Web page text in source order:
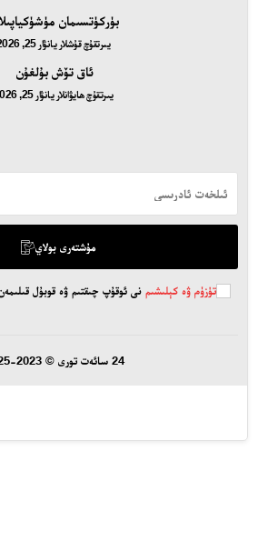
بۈركۈتسىمان مۈشۈكياپىلاق
يىرتقۇچ قۇشلاريانۋار 25, 2026
ئاق تۆش بۇلغۇن
يىرتقۇچ ھايۋانلاريانۋار 25, 2026
مۇشتەرى بولاي
تۈزۈم ۋە كېلىشىمنى ئوقۇپ چىقتىم ۋە قوبۇل قىلىمەن.
24 سائەت تورى © 2023-2025